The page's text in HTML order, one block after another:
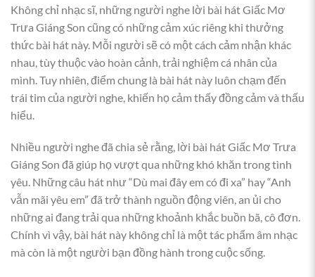
Không chỉ nhạc sĩ, những người nghe lời bài hát Giấc Mơ
Trưa Giáng Son cũng có những cảm xúc riêng khi thưởng
thức bài hát này. Mỗi người sẽ có một cách cảm nhận khác
nhau, tùy thuộc vào hoàn cảnh, trải nghiệm cá nhân của
mình. Tuy nhiên, điểm chung là bài hát này luôn chạm đến
trái tim của người nghe, khiến họ cảm thấy đồng cảm và thấu
hiểu.
Nhiều người nghe đã chia sẻ rằng, lời bài hát Giấc Mơ Trưa
Giáng Son đã giúp họ vượt qua những khó khăn trong tình
yêu. Những câu hát như “Dù mai đây em có đi xa” hay “Anh
vẫn mãi yêu em” đã trở thành nguồn động viên, an ủi cho
những ai đang trải qua những khoảnh khắc buồn bã, cô đơn.
Chính vì vậy, bài hát này không chỉ là một tác phẩm âm nhạc
mà còn là một người bạn đồng hành trong cuộc sống.